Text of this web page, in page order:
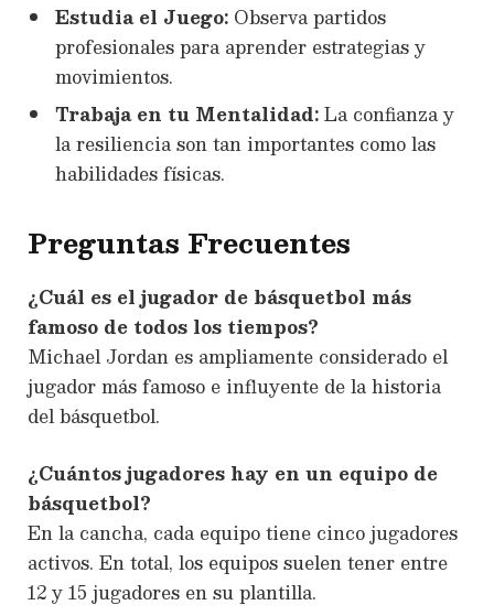
Estudia el Juego: Observa partidos
profesionales para aprender estrategias y
movimientos.
Trabaja en tu Mentalidad:La confianza y
la resiliencia son tan importantes como las
habilidades físicas.
Preguntas Frecuentes
¿Cuál es el jugador de básquetbol más
famoso de todos los tiempos?
Michael Jordan es ampliamente considerado el
jugador más famoso e influyente de la historia
del básquetbol.
¿Cuántos jugadores hay en un equipo de
básquetbol?
En la cancha, cada equipo tiene cinco jugadores
activos. En total, los equipos suelen tener entre
12 y 15 jugadores en su plantilla.